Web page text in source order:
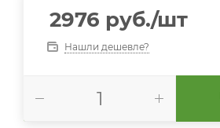
2976 руб./шт
Нашли дешевле?